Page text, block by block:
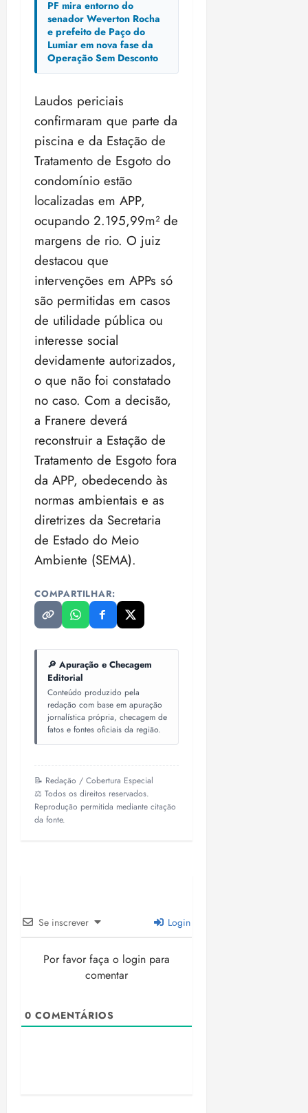
PF mira entorno do
senador Weverton Rocha
e prefeito de Paço do
Lumiar em nova fase da
Operação Sem Desconto
Laudos periciais
confirmaram que parte da
piscina e da Estação de
Tratamento de Esgoto do
condomínio estão
localizadas em APP,
ocupando 2.195,99m² de
margens de rio. O juiz
destacou que
intervenções em APPs só
são permitidas em casos
de utilidade pública ou
interesse social
devidamente autorizados,
o que não foi constatado
no caso. Com a decisão,
a Franere deverá
reconstruir a Estação de
Tratamento de Esgoto fora
da APP, obedecendo às
normas ambientais e as
diretrizes da Secretaria
de Estado do Meio
Ambiente (SEMA).
COMPARTILHAR:
🔎 Apuração e Checagem
Editorial
Conteúdo produzido pela
redação com base em apuração
jornalística própria, checagem de
fatos e fontes oficiais da região.
📝 Redação / Cobertura Especial
⚖️ Todos os direitos reservados.
Reprodução permitida mediante citação
da fonte.
Se inscrever Login
Por favor faça o login para
comentar
0 COMENTÁRIOS